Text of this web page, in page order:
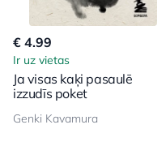
€ 4.99
Ir uz vietas
Ja visas kaķi pasaulē
izzudīs poket
Genki Kavamura